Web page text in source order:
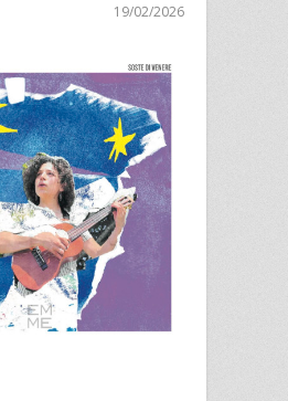
19/02/2026